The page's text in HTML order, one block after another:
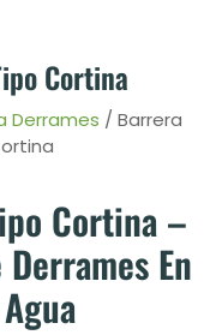
Cortina
Derrames / Barrera
Cortina –
En